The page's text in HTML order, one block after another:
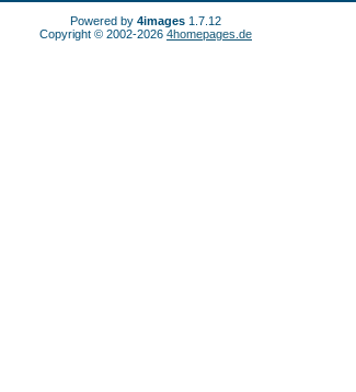
Powered by 4images 1.7.12
Copyright © 2002-2026 4homepages.de